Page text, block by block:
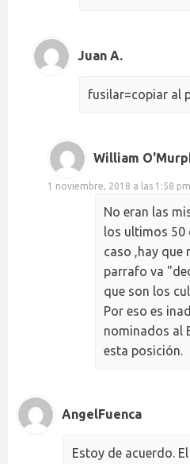
Juan A.
fusilar=copiar al
William
1 noviembre, 2018 a las 1:58 pm
No eran las
los ultimos 50
caso ,hay que
parrafo va
que son los
Por eso es
nominados al
esta posición.
AngelFuenca
Estoy de acuerdo.